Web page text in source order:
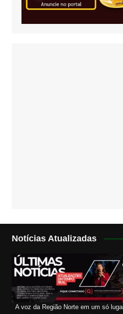
Notícias Atualizadas
A voz da Região Norte em um só